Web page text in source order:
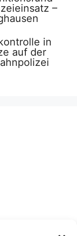
–
in
auf der